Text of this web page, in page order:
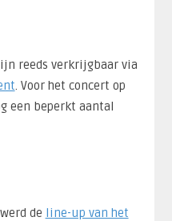
reeds verkrijgbaar via
. Voor het concert op
een beperkt aantal
de line-up van het